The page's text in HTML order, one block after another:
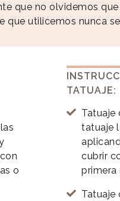
que no olvidemos
que utilicemos nunca
o
TATUAJE:
Tatuaje
tatuaje
cubrir
primera
Tatuaje